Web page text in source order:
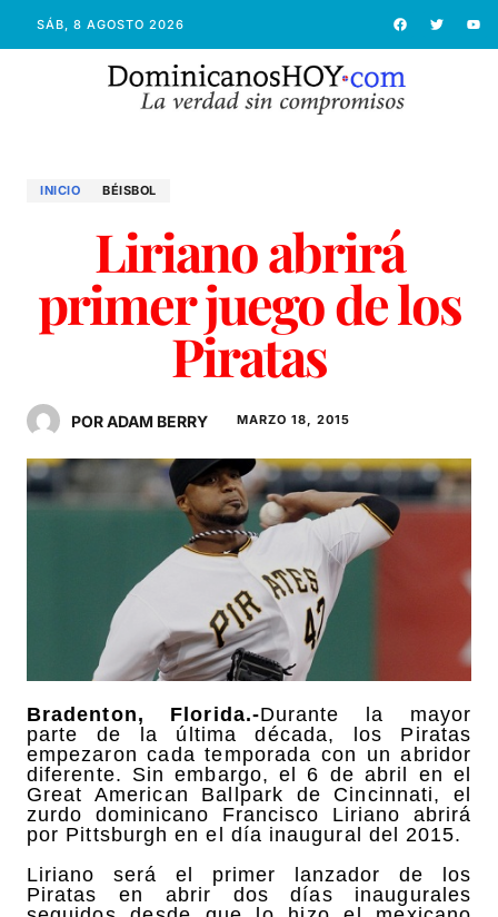
SÁB, 8 AGOSTO 2026
INICIO BÉISBOL
Liriano abrirá
primer juego de los
Piratas
POR ADAM BERRY MARZO 18, 2015
Bradenton, Florida.-Durante la mayor
parte de la última década, los Piratas
empezaron cada temporada con un abridor
diferente. Sin embargo, el 6 de abril en el
Great American Ballpark de Cincinnati, el
zurdo dominicano Francisco Liriano abrirá
por Pittsburgh en el día inaugural del 2015.
Liriano será el primer lanzador de los
Piratas en abrir dos días inaugurales